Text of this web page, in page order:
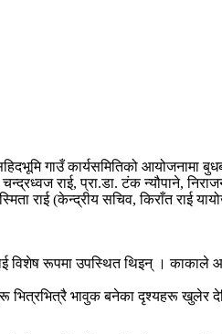
गाउँ कार्यसमितिको आयोजनामा
राई, प्रा.डा. टंक न्यौपाने,
राई (केन्द्रीय सचिव, किराँत राई
रूपमा उपस्थित थिइन् । काकाले
भित्रभित्रै भावुक बनेका दृश्यहरू